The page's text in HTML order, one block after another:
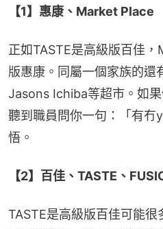
【1】惠康、Market Place
正如TASTE是高級版百佳
版惠康。同屬一個家族的還
Jasons Ichiba等超市。如
聽到職員問你一句：「有冇
悟。
【2】百佳、TASTE、
TASTE是高級版百佳可能